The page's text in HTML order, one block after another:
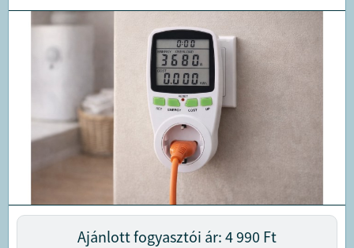
Ajánlott fogyasztói ár: 4 990 Ft